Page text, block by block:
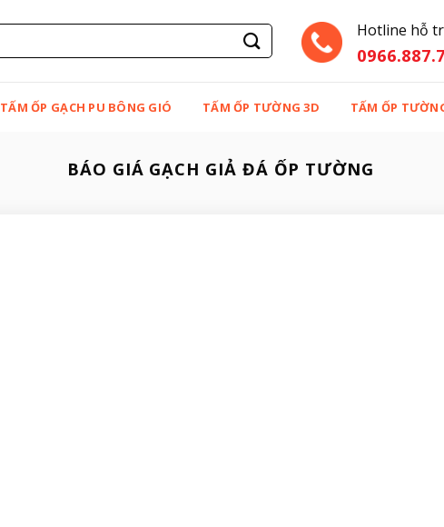
Hotline hỗ
TẤM ỐP GẠCH PU BÔNG GIÓ TẤM ỐP TƯỜNG 3D TẤM ỐP
BÁO GIÁ GẠCH GIẢ ĐÁ ỐP TƯỜNG